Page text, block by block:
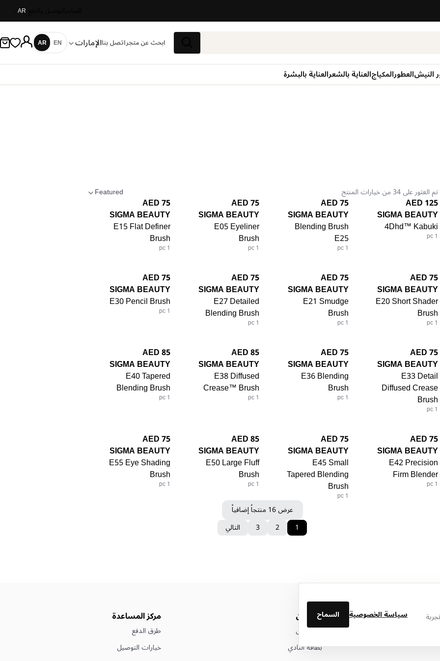
AR
بحث
ابحث عن متجراتصل بناالإمارات اللغة
EN
AR
النيشالعطورالمكياجالعناية بالشعرالعناية بالبشرة
تم العثور على 34 من خيارات المنتج Featured
125 AED
SIGMA BEAUTY
4Dhd™ Kabuki
1 pc
75 AED
SIGMA BEAUTY
Blending Brush
E25
1 pc
75 AED
SIGMA BEAUTY
E05 Eyeliner
Brush
1 pc
75 AED
SIGMA BEAUTY
E15 Flat Definer
Brush
1 pc
75 AED
SIGMA BEAUTY
E20 Short Shader
Brush
1 pc
75 AED
SIGMA BEAUTY
E21 Smudge
Brush
1 pc
75 AED
SIGMA BEAUTY
E27 Detailed
Blending Brush
1 pc
75 AED
SIGMA BEAUTY
E30 Pencil Brush
1 pc
75 AED
SIGMA BEAUTY
E33 Detail
Diffused Crease
Brush
1 pc
75 AED
SIGMA BEAUTY
E36 Blending
Brush
1 pc
85 AED
SIGMA BEAUTY
E38 Diffused
Crease™ Brush
1 pc
85 AED
SIGMA BEAUTY
E40 Tapered
Blending Brush
1 pc
75 AED
SIGMA BEAUTY
E42 Precision
Firm Blender
1 pc
75 AED
SIGMA BEAUTY
E45 Small
Tapered Blending
Brush
1 pc
85 AED
SIGMA BEAUTY
E50 Large Fluff
Brush
1 pc
75 AED
SIGMA BEAUTY
E55 Eye Shading
Brush
1 pc
عرض 16 منتجاً إضافياً
1
2
3 التالي
سياسة الخصوصية السماحمن نحن
عن ليتوال
بطاقة النادي
مركز المساعدة
طرق الدفع
خيارات التوصيل